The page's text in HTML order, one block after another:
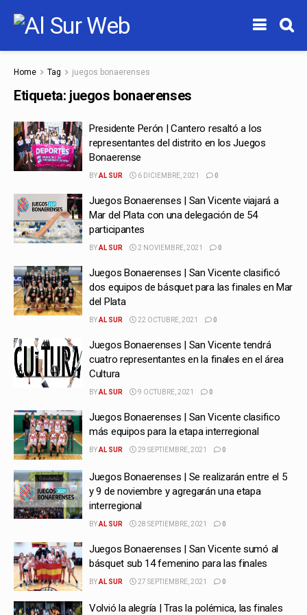
Home Tag juegos bonaerenses
Etiqueta: juegos bonaerenses
Presidente Perón | Cantero resaltó a los
representantes del distrito en los Juegos
Bonaerense
BYAL SUR 6 DICIEMBRE, 2021 0
Juegos Bonaerenses | San Vicente viajará a
Mar del Plata con una delegación de 54
participantes
BYAL SUR 2 NOVIEMBRE, 2021 0
Juegos Bonaerenses | San Vicente clasificó
dos equipos de básquet para las finales en Mar
del Plata
BYAL SUR 22 OCTUBRE, 2021 0
Juegos Bonaerenses | San Vicente tendrá
cuatro representantes en la finales en el área
Cultura
BYAL SUR 9 OCTUBRE, 2021 0
Juegos Bonaerenses | San Vicente clasifico
más equipos para la etapa interregional
BYAL SUR 29 SEPTIEMBRE, 2021 0
Juegos Bonaerenses | Se realizarán entre el 5
y 9 de noviembre y agregarán una etapa
interregional
BYAL SUR 28 SEPTIEMBRE, 2021 0
Juegos Bonaerenses | San Vicente sumó al
básquet sub 14 femenino para las finales
BYAL SUR 27 SEPTIEMBRE, 2021 0
Volvió la alegría | Tras la polémica, las finales